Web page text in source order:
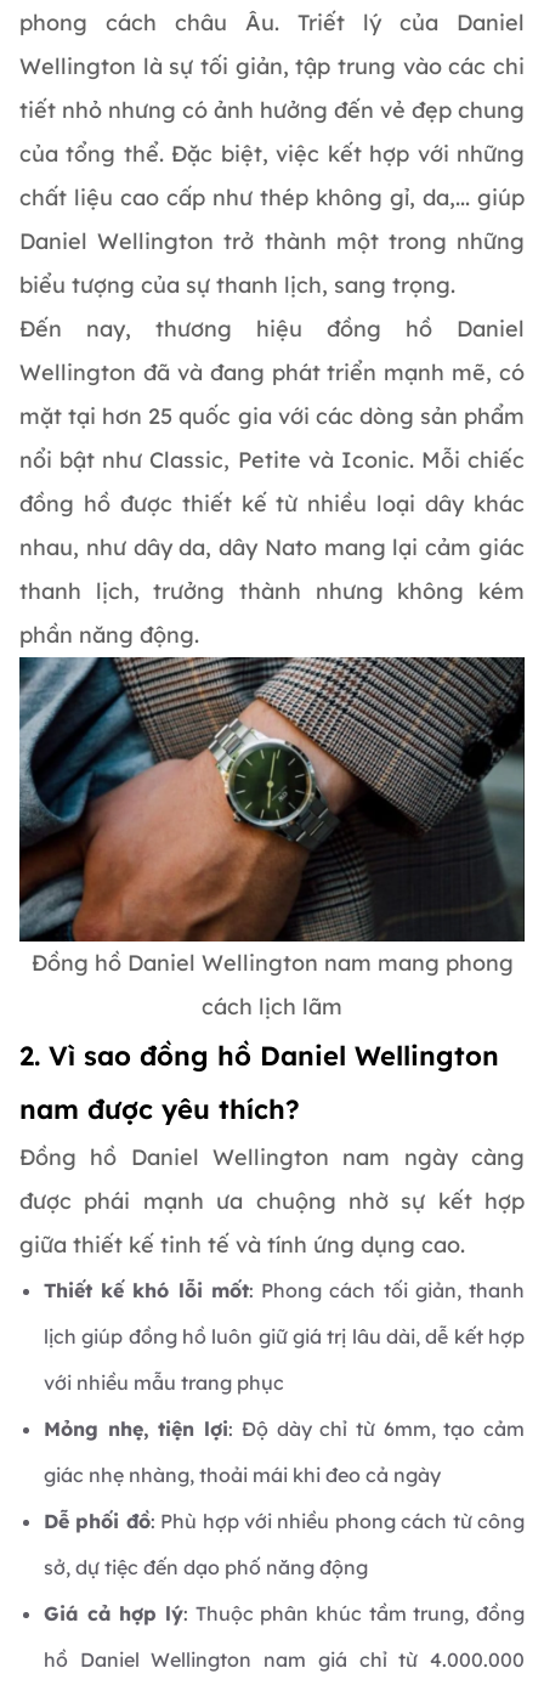
phong cách châu Âu. Triết lý của Daniel
Wellington là sự tối giản, tập trung vào các chi
tiết nhỏ nhưng có ảnh hưởng đến vẻ đẹp chung
của tổng thể. Đặc biệt, việc kết hợp với những
chất liệu cao cấp như thép không gỉ, da,... giúp
Daniel Wellington trở thành một trong những
biểu tượng của sự thanh lịch, sang trọng.
Đến nay, thương hiệu đồng hồ Daniel
Wellington đã và đang phát triển mạnh mẽ, có
mặt tại hơn 25 quốc gia với các dòng sản phẩm
nổi bật như Classic, Petite và Iconic. Mỗi chiếc
đồng hồ được thiết kế từ nhiều loại dây khác
nhau, như dây da, dây Nato mang lại cảm giác
thanh lịch, trưởng thành nhưng không kém
phần năng động.
Đồng hồ Daniel Wellington nam mang phong
cách lịch lãm
2. Vì sao đồng hồ Daniel Wellington
nam được yêu thích?
Đồng hồ Daniel Wellington nam ngày càng
được phái mạnh ưa chuộng nhờ sự kết hợp
giữa thiết kế tinh tế và tính ứng dụng cao.
Thiết kế khó lỗi mốt: Phong cách tối giản, thanh
lịch giúp đồng hồ luôn giữ giá trị lâu dài, dễ kết hợp
với nhiều mẫu trang phục
Mỏng nhẹ, tiện lợi: Độ dày chỉ từ 6mm, tạo cảm
giác nhẹ nhàng, thoải mái khi đeo cả ngày
Dễ phối đồ: Phù hợp với nhiều phong cách từ công
sở, dự tiệc đến dạo phố năng động
Giá cả hợp lý: Thuộc phân khúc tầm trung, đồng
hồ Daniel Wellington nam giá chỉ từ 4.000.000